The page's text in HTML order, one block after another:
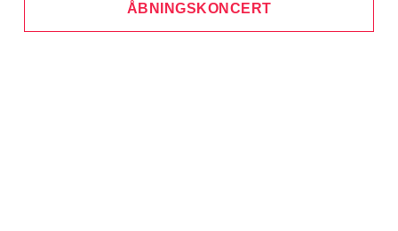
ÅBNINGSKONCERT